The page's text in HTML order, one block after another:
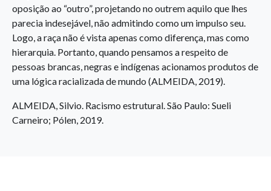
oposição ao “outro”, projetando no outrem aquilo que lhes
parecia indesejável, não admitindo como um impulso seu.
Logo, a raça não é vista apenas como diferença, mas como
hierarquia. Portanto, quando pensamos a respeito de
pessoas brancas, negras e indígenas acionamos produtos de
uma lógica racializada de mundo (ALMEIDA, 2019).
ALMEIDA, Silvio. Racismo estrutural. São Paulo: Sueli
Carneiro; Pólen, 2019.